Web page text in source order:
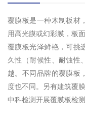
覆膜板是一种木制板材
用高光膜或幻彩膜，板
覆膜板光泽鲜艳，可挑
久性（耐候性、耐蚀性
越。不同品牌的覆膜板
度也不同。另有建筑覆
中科检测开展覆膜板检